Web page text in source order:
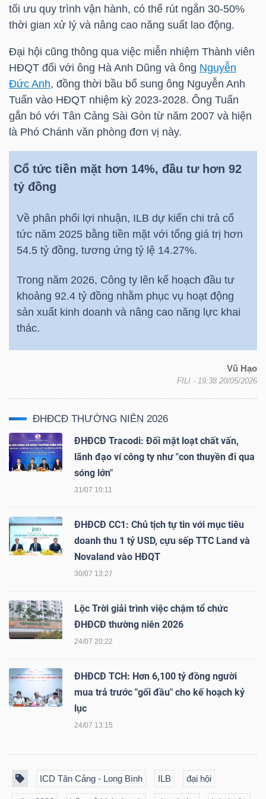
tối ưu quy trình vận hành, có thể rút ngắn 30-50%
thời gian xử lý và nâng cao năng suất lao động.
Đại hội cũng thông qua việc miễn nhiệm Thành viên
HĐQT đối với ông Hà Anh Dũng và ông Nguyễn
Đức Anh, đồng thời bầu bổ sung ông Nguyễn Anh
Tuấn vào HĐQT nhiệm kỳ 2023-2028. Ông Tuấn
gắn bó với Tân Cảng Sài Gòn từ năm 2007 và hiện
là Phó Chánh văn phòng đơn vị này.
Cổ tức tiền mặt hơn 14%, đầu tư hơn 92
tỷ đồng
Về phân phối lợi nhuận, ILB dự kiến chi trả cổ
tức năm 2025 bằng tiền mặt với tổng giá trị hơn
54.5 tỷ đồng, tương ứng tỷ lệ 14.27%.
Trong năm 2026, Công ty lên kế hoạch đầu tư
khoảng 92.4 tỷ đồng nhằm phục vụ hoạt động
sản xuất kinh doanh và nâng cao năng lực khai
thác.
Vũ Hạo
FILI - 19:38 20/05/2026
ĐHĐCĐ THƯỜNG NIÊN 2026
ĐHĐCĐ Tracodi: Đối mặt loạt chất vấn,
lãnh đạo ví công ty như "con thuyền đi qua
sóng lớn"
31/07 10:11
ĐHĐCĐ CC1: Chủ tịch tự tin với mục tiêu
doanh thu 1 tỷ USD, cựu sếp TTC Land và
Novaland vào HĐQT
30/07 13:27
Lộc Trời giải trình việc chậm tổ chức
ĐHĐCĐ thường niên 2026
24/07 20:22
ĐHĐCĐ TCH: Hơn 6,100 tỷ đồng người
mua trả trước "gối đầu" cho kế hoạch kỷ
lục
24/07 13:15
ICD Tân Cảng - Long Bình ILB đại hội
YẾU
DÙNG
THIẾT
YẾU
SÓC
SỨC
KHỎE
TÀI
THÔNG
TIN
DỊCH
VỤ
ÍCH
SẢN